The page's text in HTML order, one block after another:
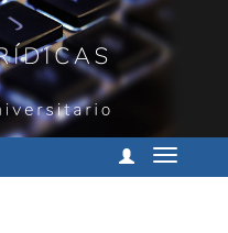
Cambiar